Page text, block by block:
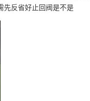
先反省好止回阀是不是